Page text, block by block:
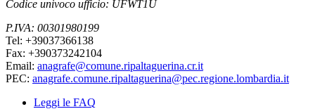
Codice univoco ufficio: UFWT1U
P.IVA: 00301980199
Tel: +39037366138
Fax: +390373242104
Email: anagrafe@comune.ripaltaguerina.cr.it
PEC: anagrafe.comune.ripaltaguerina@pec.regione.lombardia.it
Leggi le FAQ